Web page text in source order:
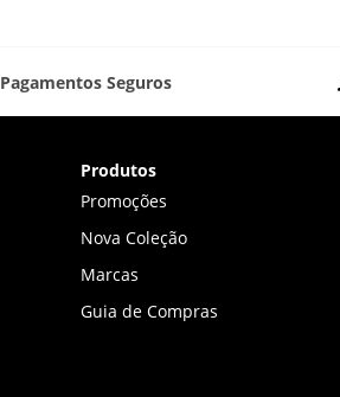
Pagamentos Seguros
Produtos
Promoções
Nova Coleção
Marcas
Guia de Compras